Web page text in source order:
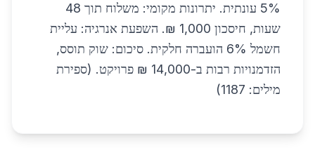
5% עונתית. יתרונות מקומי: משלוח תוך 48
שעות, חיסכון 1,000 ₪. השפעת אנרגיה: עליית
חשמל 6% הועברה חלקית. סיכום: שוק תוסס,
הזדמנויות רבות ב-14,000 ₪ פרויקט. (ספירת
מילים: 1187)